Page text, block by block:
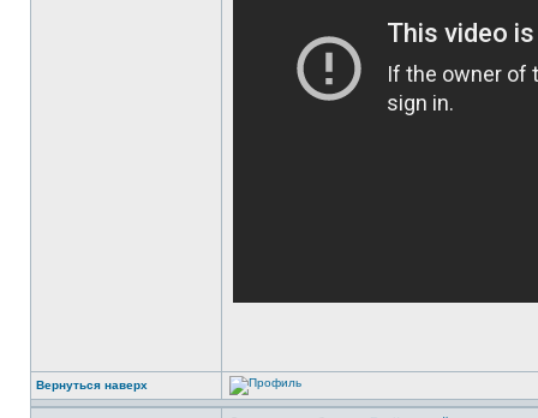
Вернуться наверх